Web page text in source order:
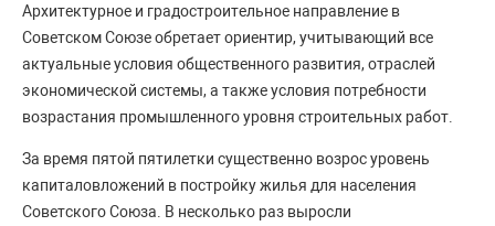
Архитектурное и градостроительное направление в
Советском Союзе обретает ориентир, учитывающий все
актуальные условия общественного развития, отраслей
экономической системы, а также условия потребности
возрастания промышленного уровня строительных работ.
За время пятой пятилетки существенно возрос уровень
капиталовложений в постройку жилья для населения
Советского Союза. В несколько раз выросли